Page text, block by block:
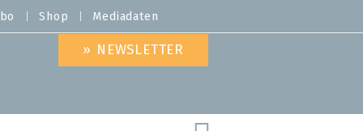
Shop Mediadaten
» NEWSLETTER